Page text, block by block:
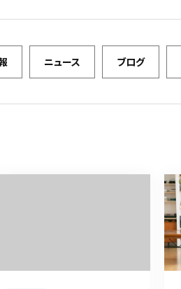
ニュース ブログ